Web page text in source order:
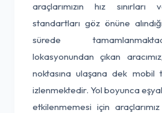
araçlarımızın hız
standartları göz önüne
sürede
lokasyonundan çıkan
noktasına ulaşana dek mobil
izlenmektedir. Yol boyunca
etkilenmemesi için